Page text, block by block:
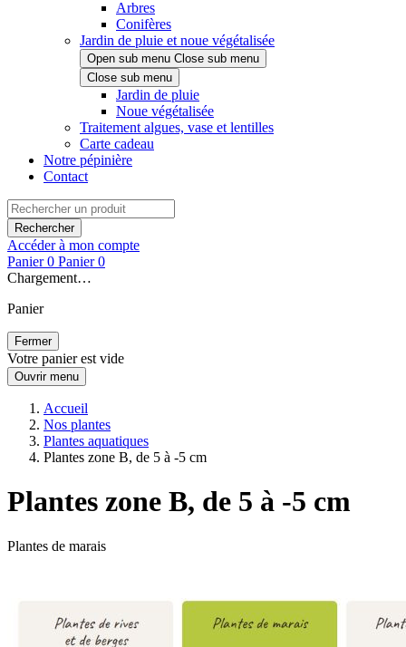
Arbres
Conifères
Jardin de pluie et noue végétalisée
Open sub menu Close sub menu
Close sub menu
Jardin de pluie
Noue végétalisée
Traitement algues, vase et lentilles
Carte cadeau
Notre pépinière
Contact
Rechercher
Accéder à mon compte
Panier 0 Panier 0
Chargement…
Panier
Fermer
Votre panier est vide
Ouvrir menu
Accueil
Nos plantes
Plantes aquatiques
Plantes zone B, de 5 à -5 cm
Plantes zone B, de 5 à -5 cm
Plantes de marais